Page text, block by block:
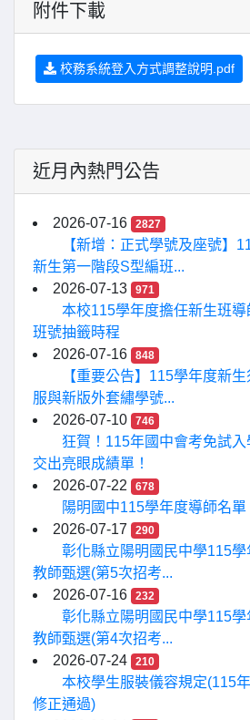
附件下載
校務系統登入方式調整說明.pdf
近月內熱門公告
2026-07-16 2827
【新增：正式學號及座號】
新生第一階段S型編班...
2026-07-13
971
本校115學年度擔任新生班
班號抽籤時程
2026-07-16
848
【重要公告】115學年度新
服與新版外套繡學號...
2026-07-10
746
狂賀！115年國中會考免試
交出亮眼成績單！
2026-07-22
678
陽明國中115學年度導師名單
2026-07-17
290
彰化縣立陽明國民中學115
教師甄選(第5次招考...
2026-07-16
232
彰化縣立陽明國民中學115
教師甄選(第4次招考...
2026-07-24
210
本校學生服裝儀容規定(115
修正通過)